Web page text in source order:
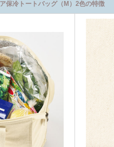
保冷トートバッグ（M）2色の特徴